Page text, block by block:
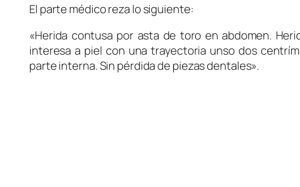
El parte médico reza lo siguiente:
«Herida contusa por asta de toro en abdomen.
interesa a piel con una trayectoria unso dos
parte interna. Sin pérdida de piezas dentales».